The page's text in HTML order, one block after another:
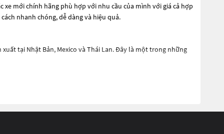
mới chính hãng phù hợp với nhu cầu của mình với giá cả hợp
nhanh chóng, dễ dàng và hiệu quả.
tại Nhật Bản, Mexico và Thái Lan. Đây là một trong những